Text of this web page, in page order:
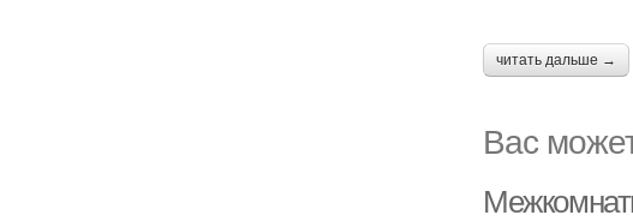
читать дальше →
Вас